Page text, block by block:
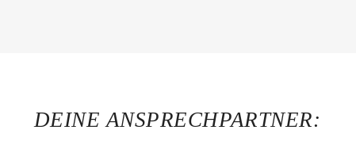
DEINE ANSPRECHPARTNER: